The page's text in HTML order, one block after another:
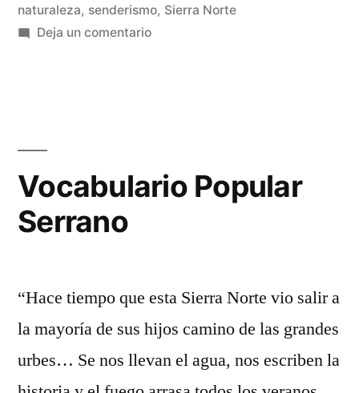
Sierra
naturaleza, senderismo, Sierra Norte
Deja un comentarioen
Sierra
Vocabulario Popular
Serrano
“Hace tiempo que esta Sierra Norte vio salir a
la mayoría de sus hijos camino de las grandes
urbes… Se nos llevan el agua, nos escriben la